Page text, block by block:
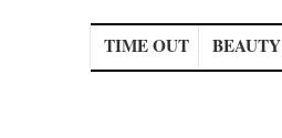
TIME OUT BEAUTY